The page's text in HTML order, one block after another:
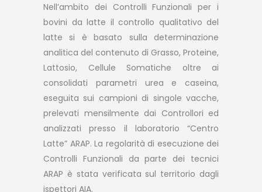
Nell’ambito dei Controlli Funzionali per i
bovini da latte il controllo qualitativo del
latte si è basato sulla determinazione
analitica del contenuto di Grasso, Proteine,
Lattosio, Cellule Somatiche oltre ai
consolidati parametri urea e caseina,
eseguita sui campioni di singole vacche,
prelevati mensilmente dai Controllori ed
analizzati presso il laboratorio “Centro
Latte” ARAP. La regolarità di esecuzione dei
Controlli Funzionali da parte dei tecnici
ARAP è stata verificata sul territorio dagli
ispettori AIA.